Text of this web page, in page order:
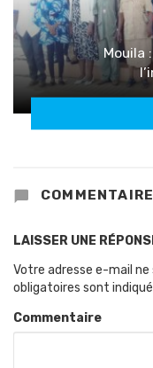
Mouila
LAISSER UNE
Votre adresse e-mail ne
obligatoires sont
Commentaire